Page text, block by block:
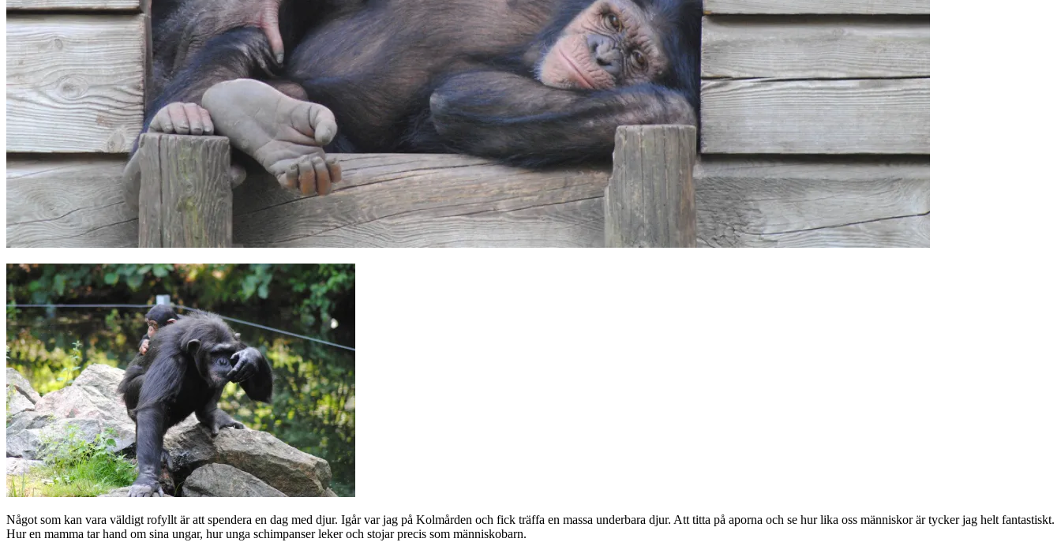
Något som kan vara väldigt rofyllt är att spendera en dag med djur. Igår var jag på Kolmården och fick träffa en massa underbara djur. Att titta på aporna och se hur lika oss människor är tycker jag helt fantastiskt.
Hur en mamma tar hand om sina ungar, hur unga schimpanser leker och stojar precis som människobarn.